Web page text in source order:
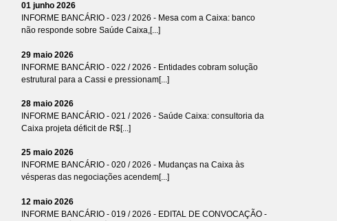
01 junho 2026
INFORME BANCÁRIO - 023 / 2026 - Mesa com a Caixa: banco
não responde sobre Saúde Caixa,[...]
29 maio 2026
INFORME BANCÁRIO - 022 / 2026 - Entidades cobram solução
estrutural para a Cassi e pressionam[...]
28 maio 2026
INFORME BANCÁRIO - 021 / 2026 - Saúde Caixa: consultoria da
Caixa projeta déficit de R$[...]
25 maio 2026
INFORME BANCÁRIO - 020 / 2026 - Mudanças na Caixa às
vésperas das negociações acendem[...]
12 maio 2026
INFORME BANCÁRIO - 019 / 2026 - EDITAL DE CONVOCAÇÃO -